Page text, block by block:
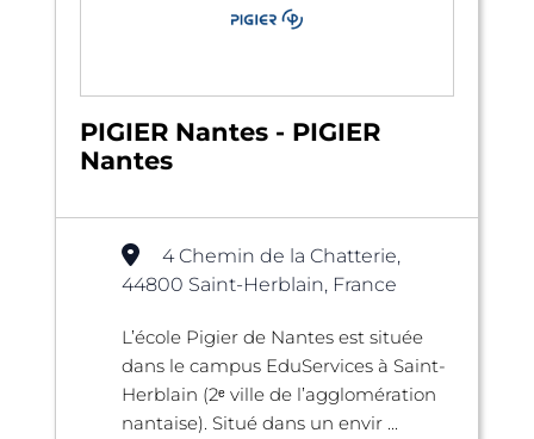
PIGIER Nantes - PIGIER
Nantes
4 Chemin de la Chatterie,
44800 Saint-Herblain, France
L’école Pigier de Nantes est située
dans le campus EduServices à Saint-
Herblain (2ᵉ ville de l’agglomération
nantaise). Situé dans un envir ...